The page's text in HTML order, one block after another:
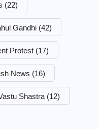
(22)
Gandhi (42)
Protest (17)
News (16)
Shastra (12)